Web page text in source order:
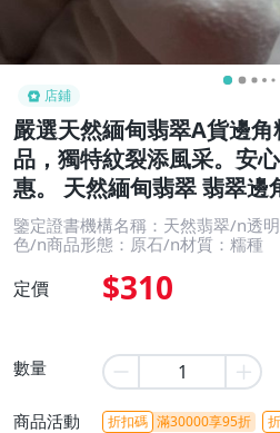
店鋪
嚴選天然緬甸翡翠A貨邊
品，獨特紋裂添風采。安
惠。 天然緬甸翡翠 翡翠邊
鑒定證書機構名稱：天然翡翠/n透
色/n商品形態：原石/n材質：糯種
定價 $310
數量
商品活動 折扣碼 滿30000享95折